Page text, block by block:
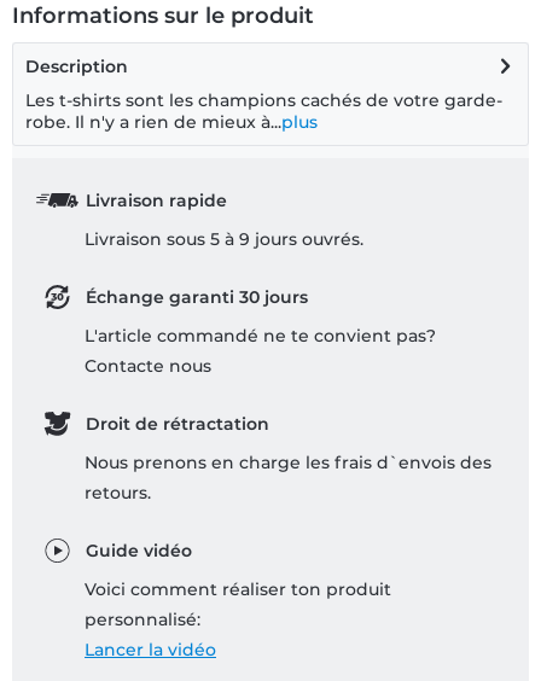
Informations sur le produit
Description
Les t-shirts sont les champions cachés de votre garde-
robe. Il n'y a rien de mieux à...plus
Livraison rapide
Livraison sous 5 à 9 jours ouvrés.
Échange garanti 30 jours
L'article commandé ne te convient pas?
Contacte nous
Droit de rétractation
Nous prenons en charge les frais d`envois des
retours.
Guide vidéo
Voici comment réaliser ton produit
personnalisé:
Lancer la vidéo